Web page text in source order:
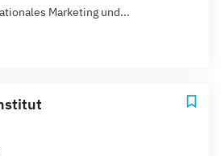
Marketing und...